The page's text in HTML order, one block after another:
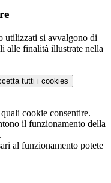
utilizzati si avvalgono di
alle finalità illustrate nella
tutti i cookies
cookie consentire.
il funzionamento della
al funzionamento potete